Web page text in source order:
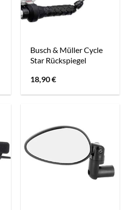
Busch & Müller Cycle
Star Rückspiegel
18,90€